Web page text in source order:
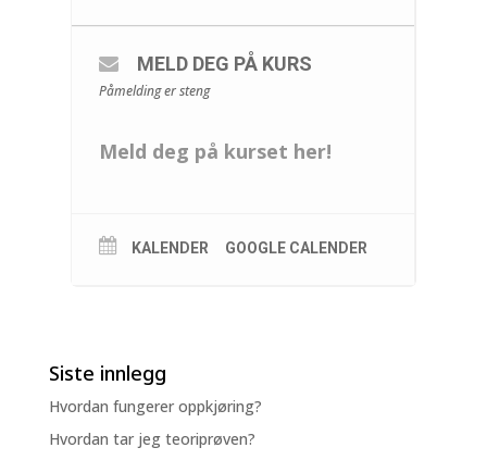
MELD DEG PÅ KURS
Påmelding er steng
Meld deg på kurset her!
KALENDER GOOGLE CALENDER
Siste innlegg
Hvordan fungerer oppkjøring?
Hvordan tar jeg teoriprøven?